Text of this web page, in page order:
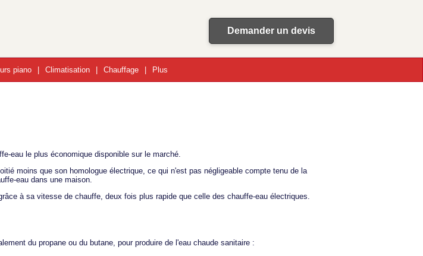
Demander un devis
piano Climatisation Chauffage Plus
eau le plus économique disponible sur le marché.
moins que son homologue électrique, ce qui n'est pas négligeable compte tenu de la
eau dans une maison.
à sa vitesse de chauffe, deux fois plus rapide que celle des chauffe-eau électriques.
du propane ou du butane, pour produire de l'eau chaude sanitaire :